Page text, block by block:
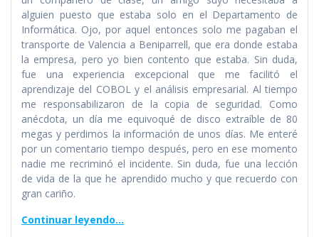
alguien puesto que estaba solo en el Departamento de
Informática. Ojo, por aquel entonces solo me pagaban el
transporte de Valencia a Beniparrell, que era donde estaba
la empresa, pero yo bien contento que estaba. Sin duda,
fue una experiencia excepcional que me facilitó el
aprendizaje del COBOL y el análisis empresarial. Al tiempo
me responsabilizaron de la copia de seguridad. Como
anécdota, un día me equivoqué de disco extraíble de 80
megas y perdimos la información de unos días. Me enteré
por un comentario tiempo después, pero en ese momento
nadie me recriminó el incidente. Sin duda, fue una lección
de vida de la que he aprendido mucho y que recuerdo con
gran cariño.
Continuar leyendo…